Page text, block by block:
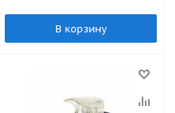
В корзину